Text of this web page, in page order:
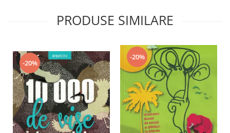
PRODUSE SIMILARE
-20%
-20%